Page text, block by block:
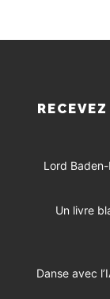
Lord
Un livre
Danse avec